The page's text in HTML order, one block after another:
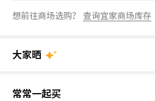
想前往商场选购？ 查询宜家商场库存
大家晒
常常一起买